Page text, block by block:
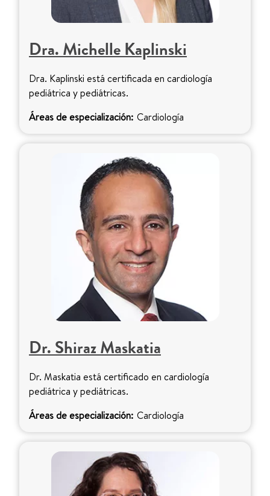
Dra. Michelle Kaplinski
Dra. Kaplinski está certificada en cardiología
pediátrica y pediátricas.
Áreas de especialización: Cardiología
Dr. Shiraz Maskatia
Dr. Maskatia está certificado en cardiología
pediátrica y pediátricas.
Áreas de especialización: Cardiología